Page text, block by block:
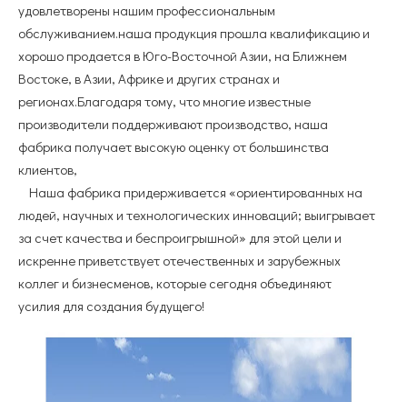
удовлетворены нашим профессиональным
обслуживанием.наша продукция прошла квалификацию и
хорошо продается в Юго-Восточной Азии, на Ближнем
Востоке, в Азии, Африке и других странах и
регионах.Благодаря тому, что многие известные
производители поддерживают производство, наша
фабрика получает высокую оценку от большинства
клиентов,
Наша фабрика придерживается «ориентированных на
людей, научных и технологических инноваций; выигрывает
за счет качества и беспроигрышной» для этой цели и
искренне приветствует отечественных и зарубежных
коллег и бизнесменов, которые сегодня объединяют
усилия для создания будущего!